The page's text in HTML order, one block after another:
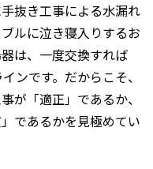
抜き工事による水漏れ
ルに泣き寝入りするお
は、一度交換すれば
ンです。だからこそ、
が「適正」であるか、
であるかを見極めてい